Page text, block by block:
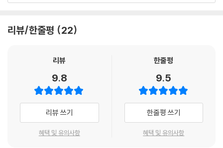
사랑스럽고 짙은 빨강이다. 아빠는 닐이 아기 때, 그 나무를 심었다. 그리고
해 주었기 때문에, 논은 다가오는 추수에 쌀을 내줄 것이다. 하지만 많은 다
른 농부들은 다시 모내기를 해서 추수를 기다려야 한다.
엄마와 루파가 음식을 만들고 가족들이 모여서 식사를 하는 집 앞 화덕 근
처 마당에서, 비질하는 엄마의 모습이 보였다. 엄마는 느릿느릿 몸을 움직
였다. 설사병에 걸리고 다시 일어난 지 고작 며칠밖에 지나지 않았다.
다. 그리고 닐이 사는 섬에 새로 들어온 외지인 부자 굽타도 새끼 호랑이를
는 것이다. 닐과 누나 루파는 굽타보다 먼저 새끼 호랑이를 찾아 어미 호랑
숙학교에서 공부할 수 있는 장학금을 받기 위한 시험공부를 해야 한다. 하
지만 닐은 새끼 호랑이를 찾는 일에 더 신경을 쓴다. 닐은 섬을 떠나기 싫
다. 가족, 친구들과 지금 이 섬에서 함께 살고 싶기 때문이다. 마침내 닐은
새끼 호랑이를 구하고, 새끼 호랑이에게 아름다운 순다리 나무의 이름처럼
‘아름답다’라는 의미를 가진 ‘순다리’라는 이름을 지어준다.
리뷰/한줄평 22
리뷰
9.8
리뷰 쓰기
혜택 및 유의사항
한줄평
9.5
한줄평 쓰기
혜택 및 유의사항